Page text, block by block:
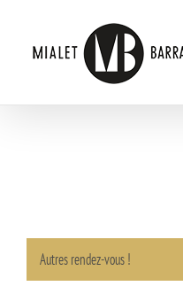
Autres rendez-vous !